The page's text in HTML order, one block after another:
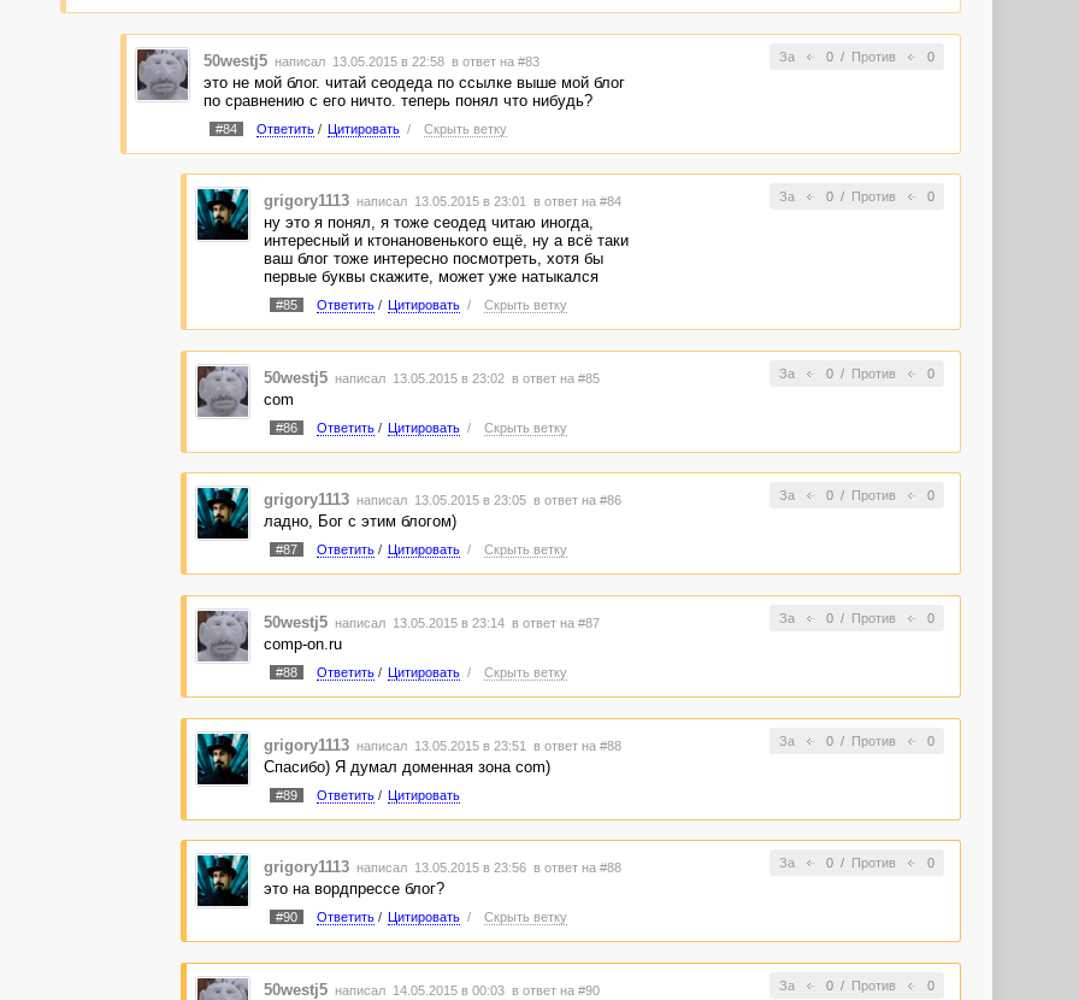
За 0/ Против 0
50westj5 написал 13.05.2015 в 22:58 в ответ на #83
это не мой блог. читай сеодеда по ссылке выше мой блог
по сравнению с его ничто. теперь понял что нибудь?
#84 Ответить/ Цитировать / Скрыть ветку
За 0/ Против 0
grigory1113 написал 13.05.2015 в 23:01 в ответ на #84
ну это я понял, я тоже сеодед читаю иногда,
интересный и ктонановенького ещё, ну а всё таки
ваш блог тоже интересно посмотреть, хотя бы
первые буквы скажите, может уже натыкался
#85 Ответить/ Цитировать / Скрыть ветку
За 0/ Против 0
50westj5 написал 13.05.2015 в 23:02 в ответ на #85
com
#86 Ответить/ Цитировать / Скрыть ветку
За 0/ Против 0
grigory1113 написал 13.05.2015 в 23:05 в ответ на #86
ладно, Бог с этим блогом)
#87 Ответить/ Цитировать / Скрыть ветку
За 0/ Против 0
50westj5 написал 13.05.2015 в 23:14 в ответ на #87
comp-on.ru
#88 Ответить/ Цитировать / Скрыть ветку
За 0/ Против 0
grigory1113 написал 13.05.2015 в 23:51 в ответ на #88
Спасибо) Я думал доменная зона com)
#89 Ответить/ Цитировать
За 0/ Против 0
grigory1113 написал 13.05.2015 в 23:56 в ответ на #88
это на вордпрессе блог?
#90 Ответить/ Цитировать / Скрыть ветку
За 0/ Против 0
50westj5 написал 14.05.2015 в 00:03 в ответ на #90